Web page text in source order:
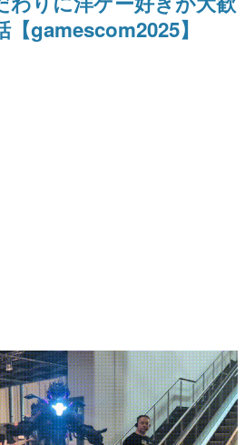
てはいけない。『赫本』は、〈試験問題〉
ムは面白い？
hamatsu氏がゲームの魅力を画面や操作の
解き明かしていく、硬派で骨太な評論連載
gamescom2025】